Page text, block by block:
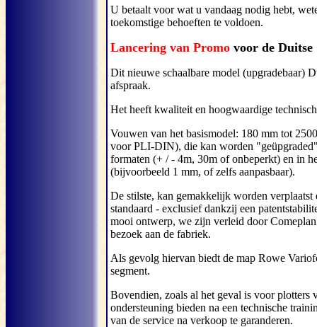
U betaalt voor wat u vandaag nodig hebt,
toekomstige behoeften te voldoen.
Lancering van Promo voor de
Dit nieuwe schaalbare model (upgradebaar)
afspraak.
Het heeft kwaliteit en hoogwaardige
Vouwen van het basismodel: 180 mm tot
voor PLI-DIN), die kan worden
formaten (+ / - 4m, 30m of onbeperkt) en in
(bijvoorbeeld 1 mm, of zelfs aanpasbaar).
De stilste, kan gemakkelijk worden
standaard - exclusief dankzij een
mooi ontwerp, we zijn verleid door
bezoek aan de fabriek.
Als gevolg hiervan biedt de map Rowe
segment.
Bovendien, zoals al het geval is voor plotters
ondersteuning bieden na een technische
van de service na verkoop te garanderen.